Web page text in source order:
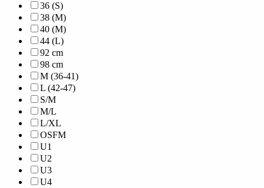
36 (S)
38 (M)
40 (M)
44 (L)
92 cm
98 cm
M (36-41)
L (42-47)
S/M
M/L
L/XL
OSFM
U1
U2
U3
U4